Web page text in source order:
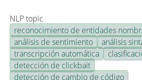
NLP topic
reconocimiento de entidades
análisis de sentimiento
análisis
transcripción automática
detección de clickbait
detección de cambio de código